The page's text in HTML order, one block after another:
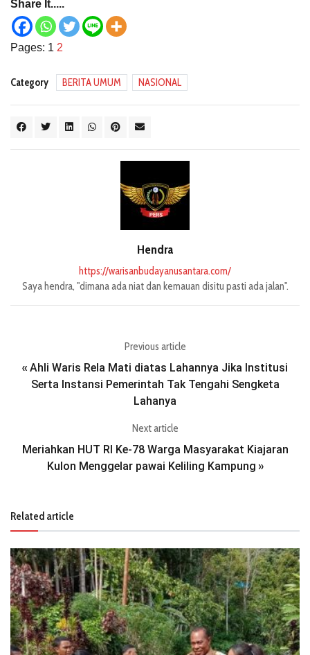
Share It.....
Pages: 1 2
Category BERITA UMUM NASIONAL
Hendra
https://warisanbudayanusantara.com/
Saya hendra, "dimana ada niat dan kemauan disitu pasti ada jalan".
Previous article
« Ahli Waris Rela Mati diatas Lahannya Jika Institusi
Serta Instansi Pemerintah Tak Tengahi Sengketa
Lahanya
Next article
Meriahkan HUT RI Ke-78 Warga Masyarakat Kiajaran
Kulon Menggelar pawai Keliling Kampung »
Related article